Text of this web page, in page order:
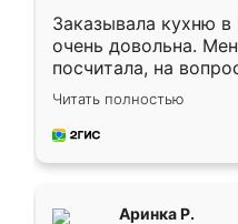
Заказывала кухню в
очень довольна.
посчитала, на
Замерщик приехал в
делу со всей
за день, ребята
Читать полностью
Аринка Р.